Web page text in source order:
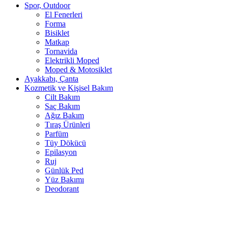
Spor, Outdoor
El Fenerleri
Forma
Bisiklet
Matkap
Tornavida
Elektrikli Moped
Moped & Motosiklet
Ayakkabı, Çanta
Kozmetik ve Kişisel Bakım
Cilt Bakım
Saç Bakım
Ağız Bakım
Tıraş Ürünleri
Parfüm
Tüy Dökücü
Epilasyon
Ruj
Günlük Ped
Yüz Bakımı
Deodorant